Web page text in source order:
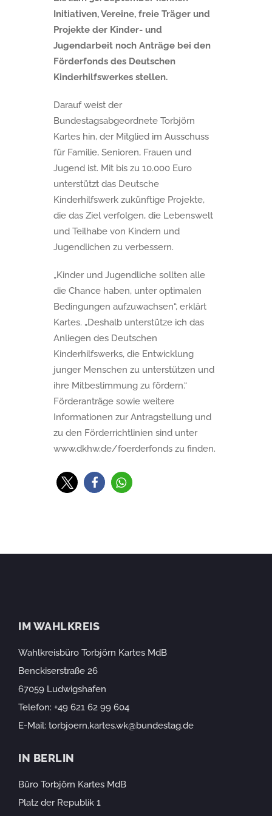
Initiativen, Vereine, freie Träger und
Projekte der Kinder- und
Jugendarbeit noch Anträge bei den
Förderfonds des Deutschen
Kinderhilfswerkes stellen.
Darauf weist der
Bundestagsabgeordnete Torbjörn
Kartes hin, der Mitglied im Ausschuss
für Familie, Senioren, Frauen und
Jugend ist. Mit bis zu 10.000 Euro
unterstützt das Deutsche
Kinderhilfswerk zukünftige Projekte,
die das Ziel verfolgen, die Lebenswelt
und Teilhabe von Kindern und
Jugendlichen zu verbessern.
„Kinder und Jugendliche sollten alle
die Chance haben, unter optimalen
Bedingungen aufzuwachsen“, erklärt
Kartes. „Deshalb unterstütze ich das
Anliegen des Deutschen
Kinderhilfswerks, die Entwicklung
junger Menschen zu unterstützen und
ihre Mitbestimmung zu fördern.“
Förderanträge sowie weitere
Informationen zur Antragstellung und
zu den Förderrichtlinien sind unter
www.dkhw.de/foerderfonds zu finden.
IM WAHLKREIS
Wahlkreisbüro Torbjörn Kartes MdB
Benckiserstraße 26
67059 Ludwigshafen
Telefon: +49 621 62 99 604
E-Mail: torbjoern.kartes.wk@bundestag.de
IN BERLIN
Büro Torbjörn Kartes MdB
Platz der Republik 1